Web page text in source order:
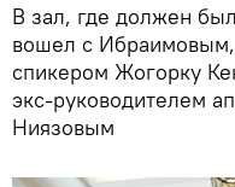
В зал, где должен
вошел с
спикером Жогорку
экс-руководителем
Ниязовым